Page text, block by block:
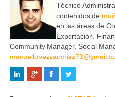
Técnico
contenidos de
en las áreas de
Exportación,
Community Manager, Social